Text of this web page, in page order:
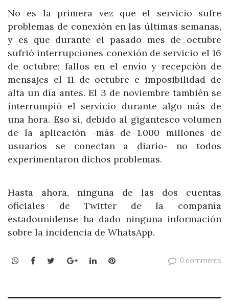
No es la primera vez que el servicio sufre
problemas de conexión en las últimas semanas,
y es que durante el pasado mes de octubre
sufrió interrupciones conexión de servicio el 16
de octubre; fallos en el envío y recepción de
mensajes el 11 de octubre e imposibilidad de
alta un día antes. El 3 de noviembre también se
interrumpió el servicio durante algo más de
una hora. Eso sí, debido al gigantesco volumen
de la aplicación -más de 1.000 millones de
usuarios se conectan a diario- no todos
experimentaron dichos problemas.
Hasta ahora, ninguna de las dos cuentas
oficiales de Twitter de la compañía
estadounidense ha dado ninguna información
sobre la incidencia de WhatsApp.
WhatsApp
Facebook
TwitterGoogle+LinkedInPinterest 0 comments